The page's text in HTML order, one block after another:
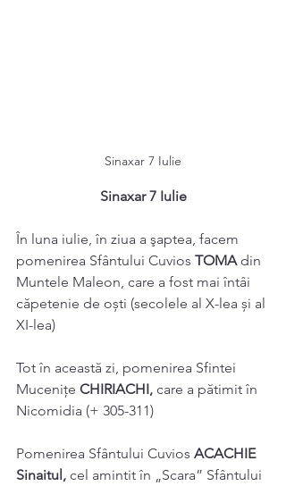
Sinaxar 7 Iulie
Sinaxar 7 Iulie
În luna iulie, în ziua a şaptea, facem
pomenirea Sfântului Cuvios TOMA din
Muntele Maleon, care a fost mai întâi
căpetenie de oști (secolele al X-lea și al
XI-lea)
Tot în această zi, pomenirea Sfintei
Muceniţe CHIRIACHI, care a pătimit în
Nicomidia (+ 305-311)
Pomenirea Sfântului Cuvios ACACHIE
Sinaitul, cel amintit în „Scara” Sfântului